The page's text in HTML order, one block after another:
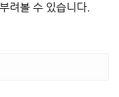
려볼 수 있습니다.